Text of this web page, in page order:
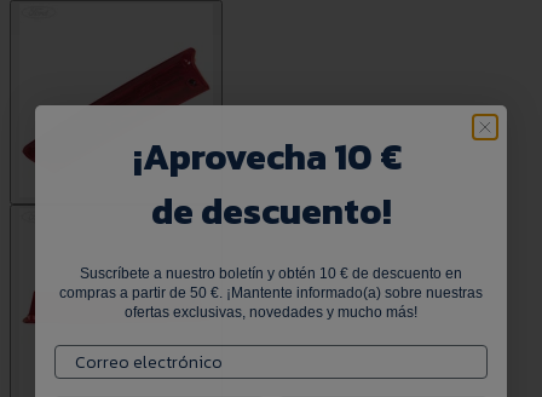
¡Aprovecha 10 €
de descuento!
Suscríbete a nuestro boletín y obtén 10 € de descuento en
compras a partir de 50 €. ¡Mantente informado(a) sobre nuestras
ofertas exclusivas, novedades y mucho más!